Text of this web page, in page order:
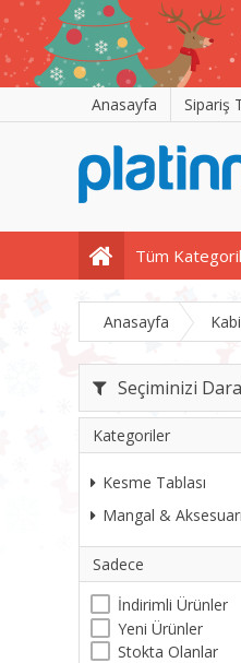
Anasayfa Sipariş
Tüm
Anasayfa
Seçiminizi
Kategoriler
Kesme Tablası
Mangal & Aksesuarı
Sadece
İndirimli Ürünler
Yeni Ürünler
Stokta Olanlar